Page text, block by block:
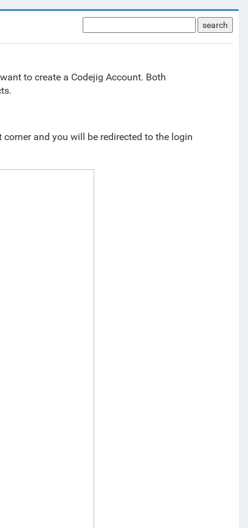
search
to create a Codejig Account. Both
and you will be redirected to the login